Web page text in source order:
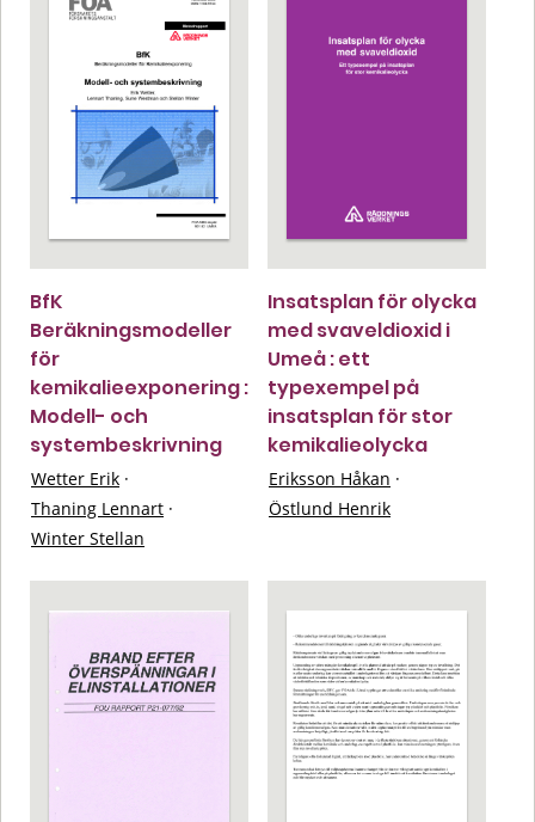
BfK
Beräkningsmodeller
för
kemikalieexponering :
Modell- och
systembeskrivning
Wetter Erik ·
Thaning Lennart ·
Winter Stellan
Insatsplan för olycka
med svaveldioxid i
Umeå : ett
typexempel på
insatsplan för stor
kemikalieolycka
Eriksson Håkan ·
Östlund Henrik